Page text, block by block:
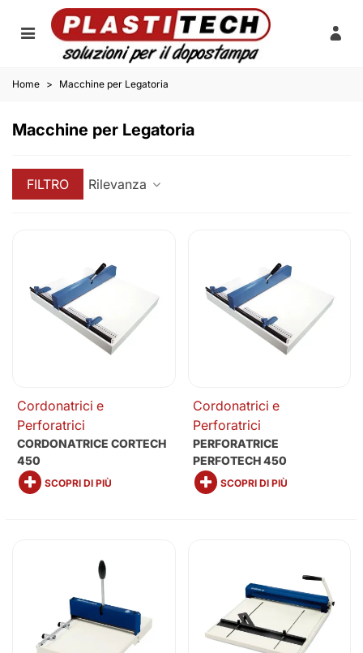
Home > Macchine per Legatoria
Macchine per Legatoria
FILTRO Rilevanza
Cordonatrici e
Perforatrici
CORDONATRICE CORTECH
450
SCOPRI DI PIÙ
Cordonatrici e
Perforatrici
PERFORATRICE
PERFOTECH 450
SCOPRI DI PIÙ